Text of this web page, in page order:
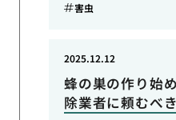
害虫
蜂の巣の作り始
除業者に頼むべ
2025.12.12